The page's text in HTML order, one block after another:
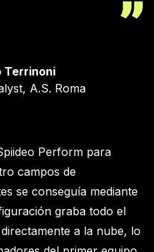
Terrinoni
A.S. Roma
Perform para
campos de
se conseguía mediante
graba todo el
a la nube, lo